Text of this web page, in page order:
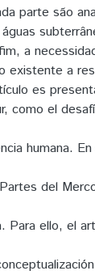
parte são
a
existente a
es
como el
humana.
del
Para ello, el